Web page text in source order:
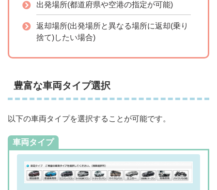
出発場所(都道府県や空港の指定が可能)
返却場所(出発場所と異なる場所に返却(乗り
捨て)したい場合)
豊富な車両タイプ選択
以下の車両タイプを選択することが可能です。
車両タイプ